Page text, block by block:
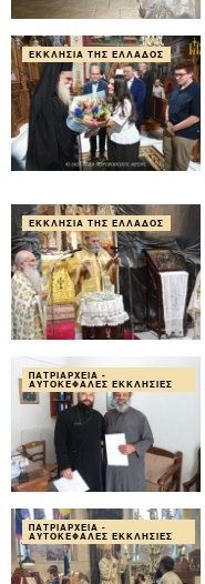
ΕΚΚΛΗΣΊΑ ΤΗΣ ΕΛΛΆΔΟΣ
ΕΚΚΛΗΣΊΑ ΤΗΣ ΕΛΛΆΔΟΣ
ΠΑΤΡΙΑΡΧΕΊΑ -
ΑΥΤΟΚΈΦΑΛΕΣ ΕΚΚΛΗΣΊΕΣ
ΠΑΤΡΙΑΡΧΕΊΑ -
ΑΥΤΟΚΈΦΑΛΕΣ ΕΚΚΛΗΣΊΕΣ